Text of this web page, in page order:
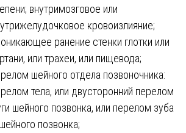
внутримозговое или
кровоизлияние;
ранение стенки глотки или
или трахеи, или пищевода;
шейного отдела позвоночника:
тела, или двусторонний перелом
шейного позвонка, или перелом зуба
позвонка;